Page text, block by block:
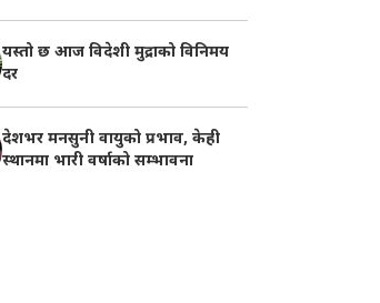
यस्तो छ आज विदेशी मुद्राको विनिमय
दर
देशभर मनसुनी वायुको प्रभाव, केही
स्थानमा भारी वर्षाको सम्भावना